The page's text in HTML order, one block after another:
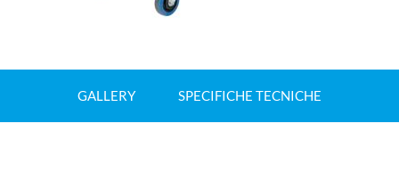
GALLERY SPECIFICHE TECNICHE